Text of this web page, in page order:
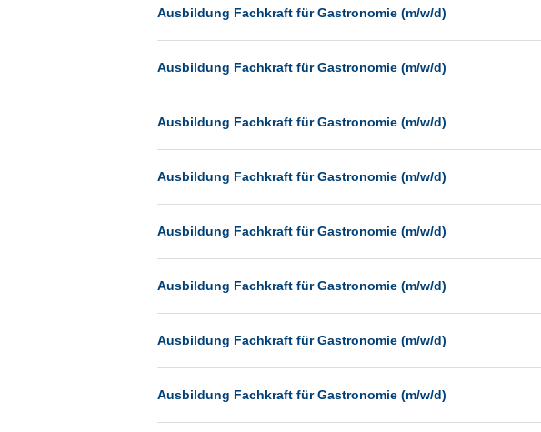
Dresden
Düsseldorf
Erfurt
Essen
Frankfurt
Freiburg
Hamburg
Hannover
Heilbronn
Hermsdorf
Ausbildung Fachkraft für Gastronomie (m/w/d)
Ausbildung Fachkraft für Gastronomie (m/w/d)
Ausbildung Fachkraft für Gastronomie (m/w/d)
Ausbildung Fachkraft für Gastronomie (m/w/d)
Ausbildung Fachkraft für Gastronomie (m/w/d)
Ausbildung Fachkraft für Gastronomie (m/w/d)
Ausbildung Fachkraft für Gastronomie (m/w/d)
Ausbildung Fachkraft für Gastronomie (m/w/d)